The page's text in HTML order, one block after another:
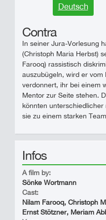
Deutsch
Contra
In seiner Jura-Vorlesung
(Christoph Maria Herbst)
Farooq) rassistisch
auszubügeln, wird er vom
verdonnert, ihr bei einem
Mentor zur Seite stehen.
könnten
sie zu einem starken
Infos
A film by:
Sönke Wortmann
Cast:
Nilam Farooq, Christoph
Ernst Stötzner, Meriam